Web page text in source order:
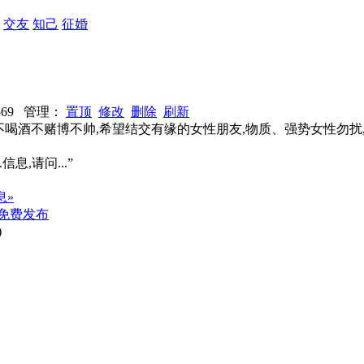
交友 知己 征婚
管理： 置顶 修改 删除 刷新
酒不赌博不帅,希望结交有缘的女性朋友,物质、强势女性勿
息,请问...”
»
费发布